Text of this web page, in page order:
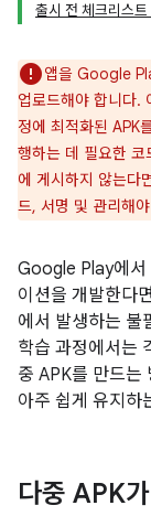
출시 전 체크리스트
앱을 Google
업로드해야 합니다.
정에 최적화된 APK
행하는 데 필요한
에 게시하지 않는다
드, 서명 및 관리해
Google Play에서
이션을 개발한다
에서 발생하는 불
학습 과정에서는
중 APK를 만드는
아주 쉽게 유지하
다중 APK